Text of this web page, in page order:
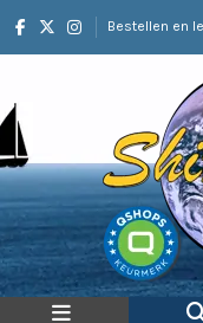
Bestellen en